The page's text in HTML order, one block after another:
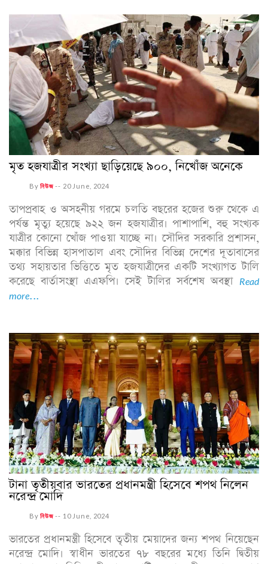
মৃত হজযাত্রীর সংখ্যা ছাড়িয়েছে ৯০০, নিখোঁজ অনেকে
Byনিউজ -- 20 June, 2024
তাপপ্রবাহ ও অসহনীয় গরমে চলতি বছরের হজের শুরু থেকে এ
পর্যন্ত মৃত্যু হয়েছে ৯২২ জন হজযাত্রীর। পাশাপাশি, বহু সংখ্যক
যাত্রীর কোনো খোঁজ পাওয়া যাচ্ছে না। সৌদির সরকারি প্রশাসন,
মক্কার বিভিন্ন হাসপাতাল এবং সৌদির বিভিন্ন দেশের দূতাবাসের
তথ্য সহায়তার ভিত্তিতে মৃত হজযাত্রীদের একটি সংখ্যাগত টালি
করেছে বার্তাসংস্থা এএফপি। সেই টালির সর্বশেষ অবস্থা Read
more...
টানা তৃতীয়বার ভারতের প্রধানমন্ত্রী হিসেবে শপথ নিলেন
নরেন্দ্র মোদি
Byনিউজ -- 10 June, 2024
ভারতের প্রধানমন্ত্রী হিসেবে তৃতীয় মেয়াদের জন্য শপথ নিয়েছেন
নরেন্দ্র মোদি। স্বাধীন ভারতের ৭৮ বছরের মধ্যে তিনি দ্বিতীয়